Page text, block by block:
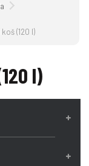
t
(120 l)
l)